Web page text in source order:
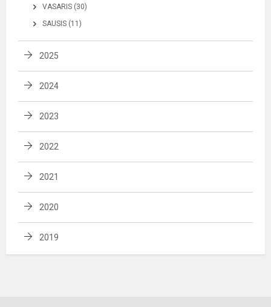
VASARIS (30)
SAUSIS (11)
2025
2024
2023
2022
2021
2020
2019